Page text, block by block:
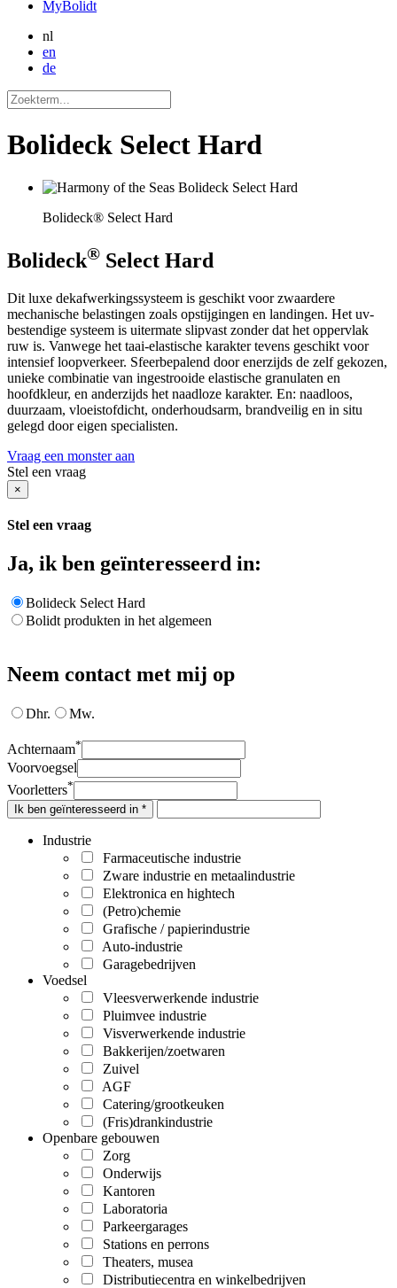
MyBolidt
nl
en
de
Bolideck Select Hard
Bolideck® Select Hard
Bolideck® Select Hard
Dit luxe dekafwerkingssysteem is geschikt voor zwaardere
mechanische belastingen zoals opstijgingen en landingen. Het uv-
bestendige systeem is uitermate slipvast zonder dat het oppervlak
ruw is. Vanwege het taai-elastische karakter tevens geschikt voor
intensief loopverkeer. Sfeerbepalend door enerzijds de zelf gekozen,
unieke combinatie van ingestrooide elastische granulaten en
hoofdkleur, en anderzijds het naadloze karakter. En: naadloos,
duurzaam, vloeistofdicht, onderhoudsarm, brandveilig en in situ
gelegd door eigen specialisten.
Vraag een monster aan
Stel een vraag
×
Stel een vraag
Ja, ik ben geïnteresseerd in:
Bolideck Select Hard
Bolidt produkten in het algemeen
Neem contact met mij op
Dhr. Mw.
Achternaam*
Voorvoegsel
Voorletters*
Ik ben geïnteresseerd in *
Industrie
Farmaceutische industrie
Zware industrie en metaalindustrie
Elektronica en hightech
(Petro)chemie
Grafische / papierindustrie
Auto-industrie
Garagebedrijven
Voedsel
Vleesverwerkende industrie
Pluimvee industrie
Visverwerkende industrie
Bakkerijen/zoetwaren
Zuivel
AGF
Catering/grootkeuken
(Fris)drankindustrie
Openbare gebouwen
Zorg
Onderwijs
Kantoren
Laboratoria
Parkeergarages
Stations en perrons
Theaters, musea
Distributiecentra en winkelbedrijven